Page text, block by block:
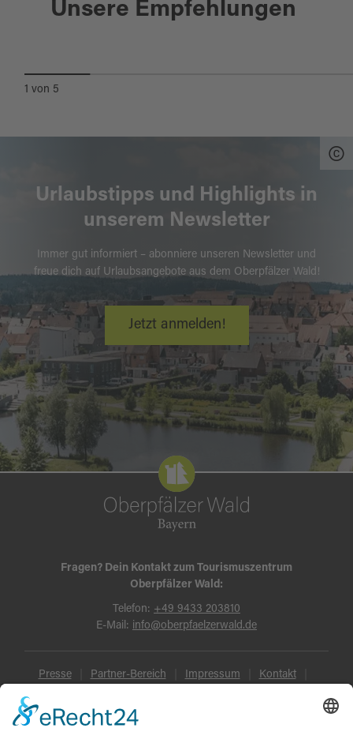
Unsere Empfehlungen
1 von 5
Urlaubstipps und Highlights in
unserem Newsletter
Immer gut informiert – abonniere unseren Newsletter und
freue dich auf Urlaubsangebote aus dem Oberpfälzer Wald!
Jetzt anmelden!
Fragen? Dein Kontakt zum Tourismuszentrum
Oberpfälzer Wald:
Telefon: +49 9433 203810
E-Mail: info@oberpfaelzerwald.de
Presse Partner-Bereich Impressum Kontakt
Datenschutz